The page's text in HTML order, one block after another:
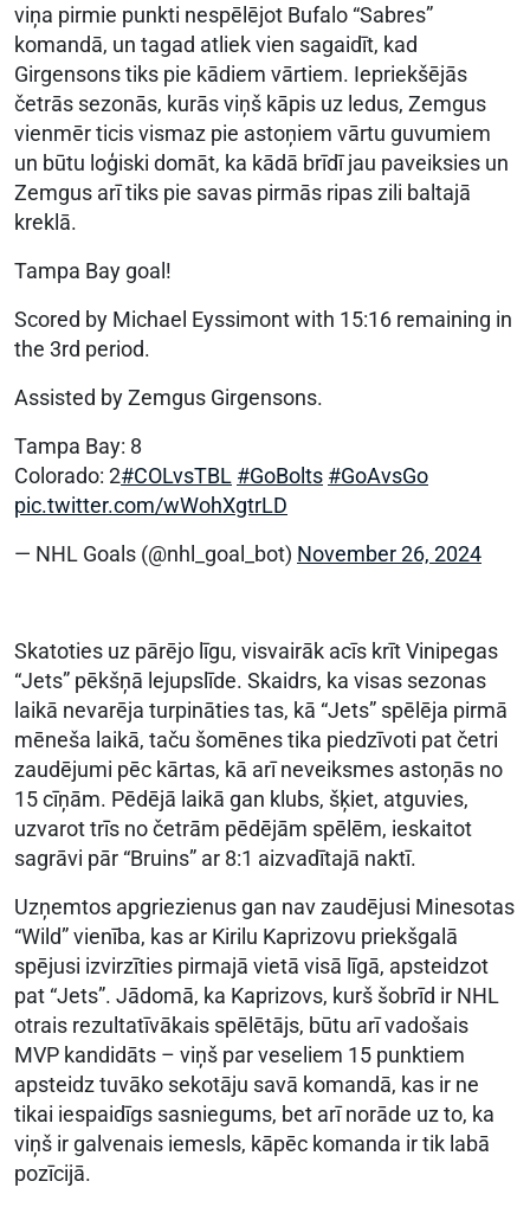
viņa pirmie punkti nespēlējot Bufalo “Sabres”
komandā, un tagad atliek vien sagaidīt, kad
Girgensons tiks pie kādiem vārtiem. Iepriekšējās
četrās sezonās, kurās viņš kāpis uz ledus, Zemgus
vienmēr ticis vismaz pie astoņiem vārtu guvumiem
un būtu loģiski domāt, ka kādā brīdī jau paveiksies un
Zemgus arī tiks pie savas pirmās ripas zili baltajā
kreklā.
Tampa Bay goal!
Scored by Michael Eyssimont with 15:16 remaining in
the 3rd period.
Assisted by Zemgus Girgensons.
Tampa Bay: 8
Colorado: 2#COLvsTBL #GoBolts #GoAvsGo
pic.twitter.com/wWohXgtrLD
— NHL Goals (@nhl_goal_bot) November 26, 2024
Skatoties uz pārējo līgu, visvairāk acīs krīt Vinipegas
“Jets” pēkšņā lejupslīde. Skaidrs, ka visas sezonas
laikā nevarēja turpināties tas, kā “Jets” spēlēja pirmā
mēneša laikā, taču šomēnes tika piedzīvoti pat četri
zaudējumi pēc kārtas, kā arī neveiksmes astoņās no
15 cīņām. Pēdējā laikā gan klubs, šķiet, atguvies,
uzvarot trīs no četrām pēdējām spēlēm, ieskaitot
sagrāvi pār “Bruins” ar 8:1 aizvadītajā naktī.
Uzņemtos apgriezienus gan nav zaudējusi Minesotas
“Wild” vienība, kas ar Kirilu Kaprizovu priekšgalā
spējusi izvirzīties pirmajā vietā visā līgā, apsteidzot
pat “Jets”. Jādomā, ka Kaprizovs, kurš šobrīd ir NHL
otrais rezultatīvākais spēlētājs, būtu arī vadošais
MVP kandidāts – viņš par veseliem 15 punktiem
apsteidz tuvāko sekotāju savā komandā, kas ir ne
tikai iespaidīgs sasniegums, bet arī norāde uz to, ka
viņš ir galvenais iemesls, kāpēc komanda ir tik labā
pozīcijā.